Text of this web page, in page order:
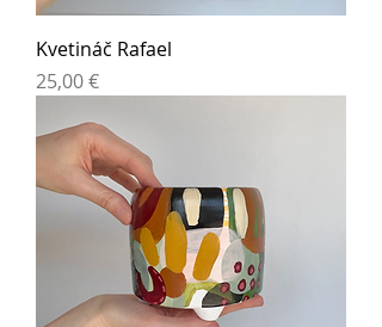
Kvetináč Rafael
Cena
25,00 €